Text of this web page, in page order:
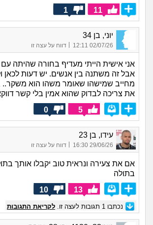
11
1
יוני, בן 34
02/07/26 12:11
| דווח על עצה זו
אני אישית הייתי מעדיף בחורה שהיתה
אבל זה משתנה בין אנשים. יש דעות לכאן
מחייב שמישהו שאומר משהו הוא משקר..
את צריכה לבדוק שהוא אמין בלי קשר
5
0
עידו, בן 23
29/06/26 16:30 דווח על עצה זו
אם את צעירה ונראית טוב יקבלו אותך
בתולה
13
10
נכתבו 1 תגובות לעצה זו. לקריאת התגובות